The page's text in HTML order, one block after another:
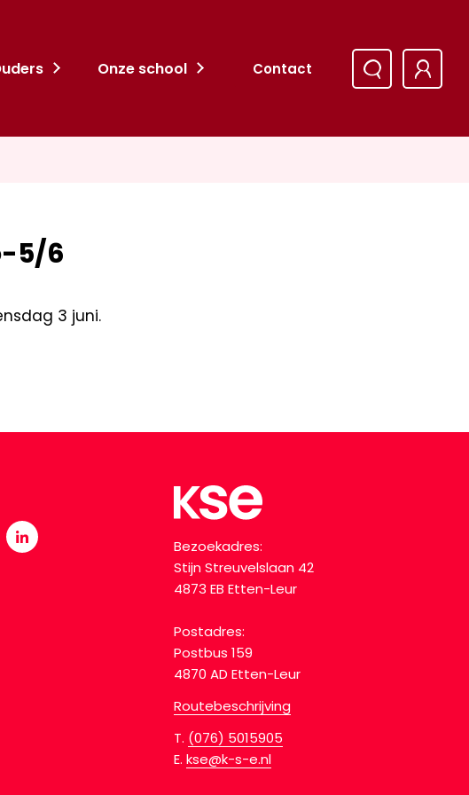
Onze school Contact
5/6
3 juni.
Bezoekadres:
Stijn Streuvelslaan 42
4873 EB Etten-Leur
Postadres:
Postbus 159
4870 AD Etten-Leur
Routebeschrijving
T. (076) 5015905
E. kse@k-s-e.nl